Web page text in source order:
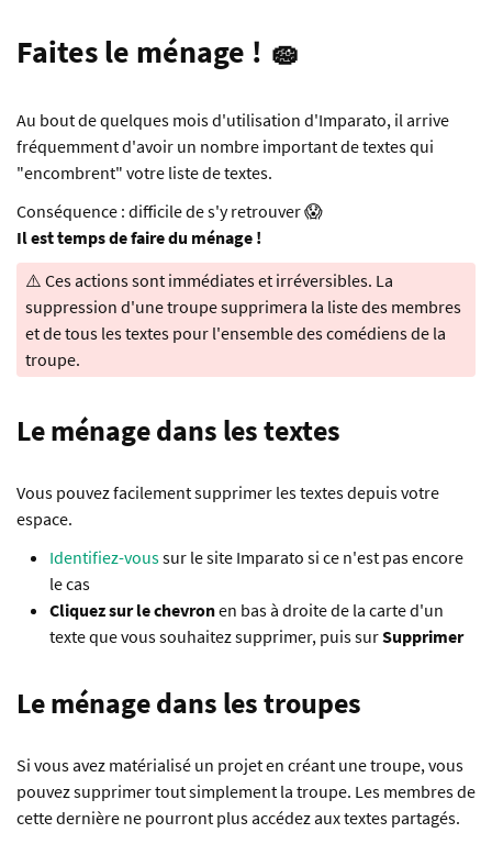
Faites le ménage ! 🧽
Au bout de quelques mois d'utilisation d'Imparato, il arrive
fréquemment d'avoir un nombre important de textes qui
"encombrent" votre liste de textes.
Conséquence : difficile de s'y retrouver 😱
Il est temps de faire du ménage !
⚠️ Ces actions sont immédiates et irréversibles. La
suppression d'une troupe supprimera la liste des membres
et de tous les textes pour l'ensemble des comédiens de la
troupe.
Le ménage dans les textes
Vous pouvez facilement supprimer les textes depuis votre
espace.
Identifiez-voussur le site Imparato si ce n'est pas encore
le cas
Cliquez sur le chevronen bas à droite de la carte d'un
texte que vous souhaitez supprimer, puis surSupprimer
Le ménage dans les troupes
Si vous avez matérialisé un projet en créant une troupe, vous
pouvez supprimer tout simplement la troupe. Les membres de
cette dernière ne pourront plus accédez aux textes partagés.